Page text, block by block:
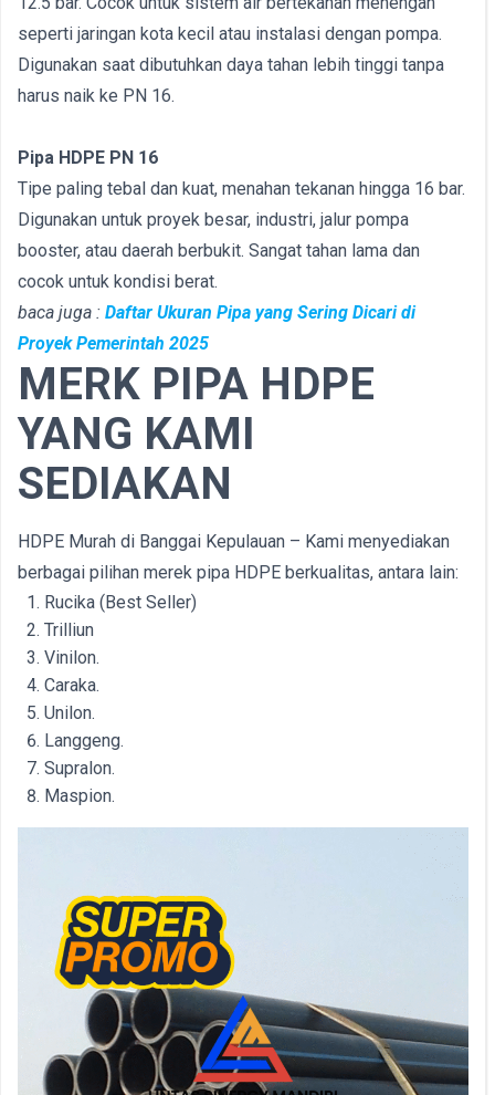
seperti jaringan kota kecil atau instalasi dengan pompa.
Digunakan saat dibutuhkan daya tahan lebih tinggi tanpa
harus naik ke PN 16.
Pipa HDPE PN 16
Tipe paling tebal dan kuat, menahan tekanan hingga 16 bar.
Digunakan untuk proyek besar, industri, jalur pompa
booster, atau daerah berbukit. Sangat tahan lama dan
cocok untuk kondisi berat.
baca juga : Daftar Ukuran Pipa yang Sering Dicari di
Proyek Pemerintah 2025
MERK PIPA HDPE
YANG KAMI
SEDIAKAN
HDPE Murah di Banggai Kepulauan – Kami menyediakan
berbagai pilihan merek pipa HDPE berkualitas, antara lain:
Rucika (Best Seller)
Trilliun
Vinilon.
Caraka.
Unilon.
Langgeng.
Supralon.
Maspion.